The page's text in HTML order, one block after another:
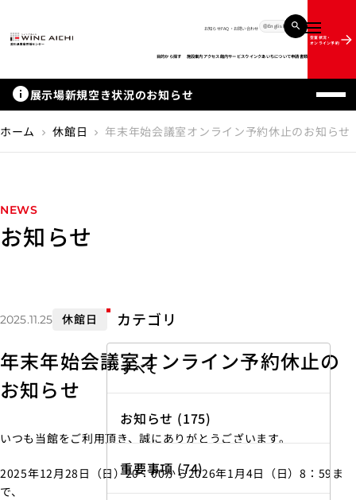
メニュー
お知らせFAQ・お問い合わせ English
目的から探す 施設案内アクセス館内サービスウインクあいちについて申請書類
空室状況・
オンライン予約
info展示場新規空き状況のお知らせ
ホーム chevron_right 休館日 chevron_right 年末年始会議室オンライン予約休止のお知らせ
NEWS
お知らせ
2025.11.25 休館日
年末年始会議室オンライン予約休止の
お知らせ
いつも当館をご利用頂き、誠にありがとうございます。
2025年12月28日（日）20：00から2026年1月4日（日）8：59ま
で、
カテゴリ
すべて
お知らせ (175)
重要事項 (74)